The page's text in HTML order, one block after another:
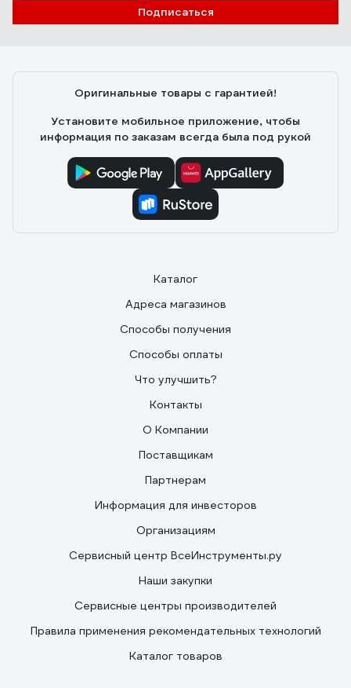
Подписаться
Оригинальные товары с гарантией!
Установите мобильное приложение, чтобы
информация по заказам всегда была под рукой
Каталог
Адреса магазинов
Способы получения
Способы оплаты
Что улучшить?
Контакты
О Компании
Поставщикам
Партнерам
Информация для инвесторов
Организациям
Сервисный центр ВсеИнструменты.ру
Наши закупки
Сервисные центры производителей
Правила применения рекомендательных технологий
Каталог товаров